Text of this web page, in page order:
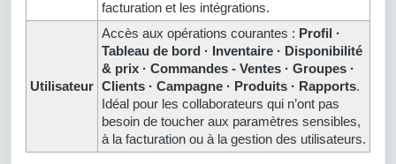
facturation et les intégrations.
Utilisateur
Accès aux opérations courantes : Profil ·
Tableau de bord · Inventaire · Disponibilité
& prix · Commandes - Ventes · Groupes ·
Clients · Campagne · Produits · Rapports.
Idéal pour les collaborateurs qui n’ont pas
besoin de toucher aux paramètres sensibles,
à la facturation ou à la gestion des utilisateurs.